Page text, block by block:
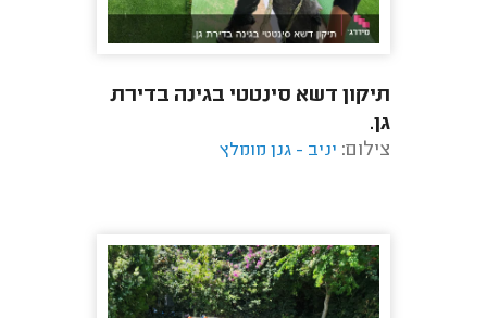
תיקון דשא סינטטי בגינה בדירת
גן.
צילום: יניב - גנן מומלץ